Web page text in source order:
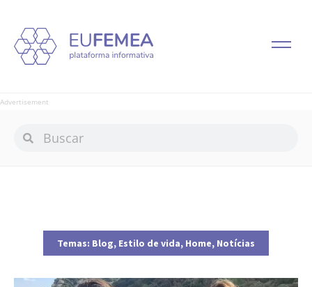
Advertisement
Temas: Blog, Estilo de vida, Home, Notícias